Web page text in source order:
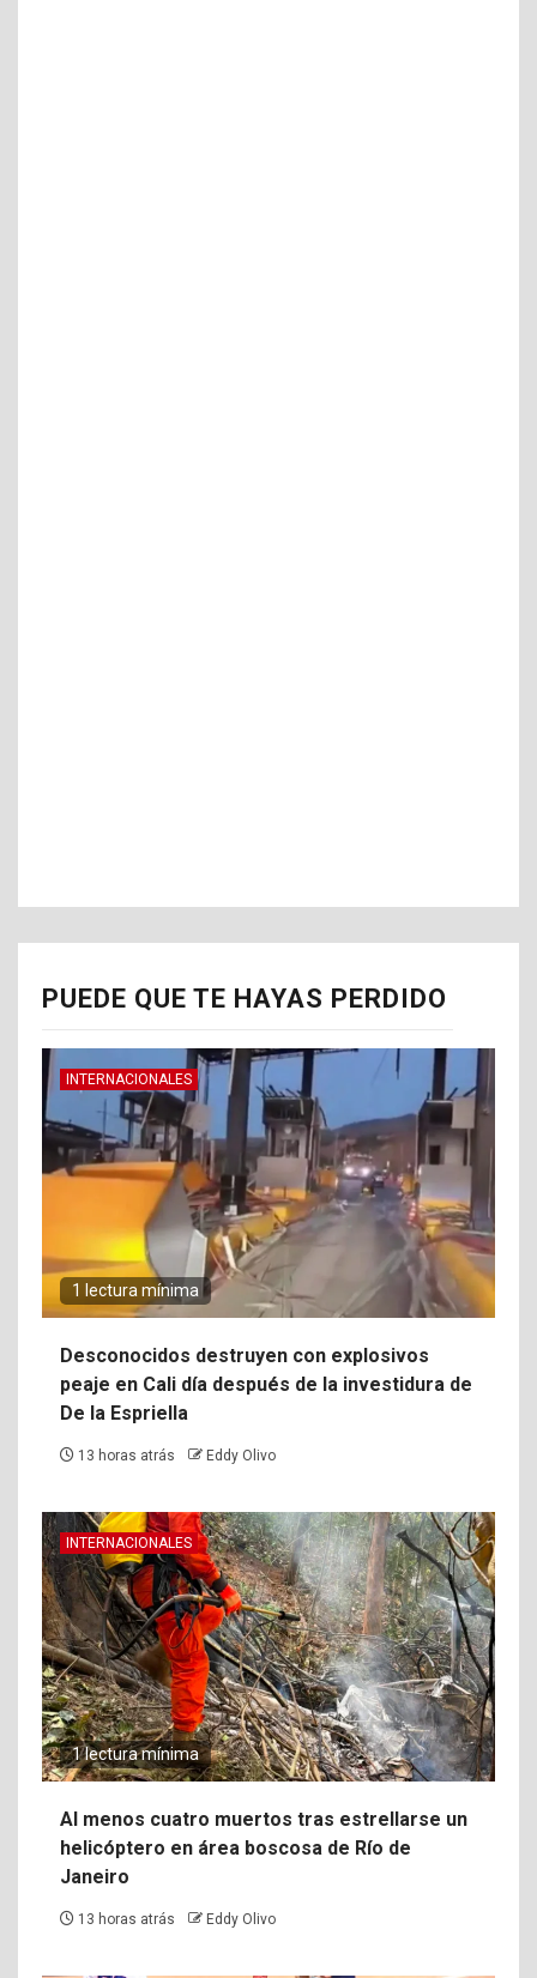
PUEDE QUE TE HAYAS PERDIDO
INTERNACIONALES
1 lectura mínima
Desconocidos destruyen con explosivos
peaje en Cali día después de la investidura de
De la Espriella
13 horas atrás Eddy Olivo
INTERNACIONALES
1 lectura mínima
Al menos cuatro muertos tras estrellarse un
helicóptero en área boscosa de Río de
Janeiro
13 horas atrás Eddy Olivo